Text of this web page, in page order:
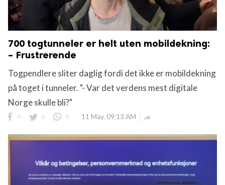
700 togtunneler er helt uten mobildekning:
– Frustrerende
Togpendlere sliter daglig fordi det ikke er mobildekning
på toget i tunneler. "- Var det verdens mest digitale
Norge skulle bli?"
0 0 0 11 May, 09:13 AM 